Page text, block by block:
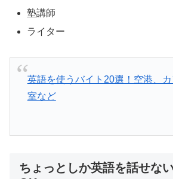
塾講師
ライター
英語を使うバイト20選！空港、
室など
ちょっとしか英語を話せな